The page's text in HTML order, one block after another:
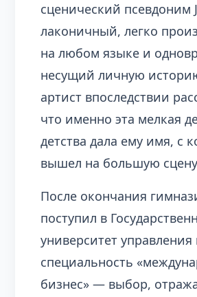
сценический псевдоним
лаконичный, легко
на любом языке и
несущий личную
артист впоследствии
что именно эта мелкая
детства дала ему имя, с
вышел на большую
После окончания
поступил в
университет управления
специальность
бизнес» — выбор,